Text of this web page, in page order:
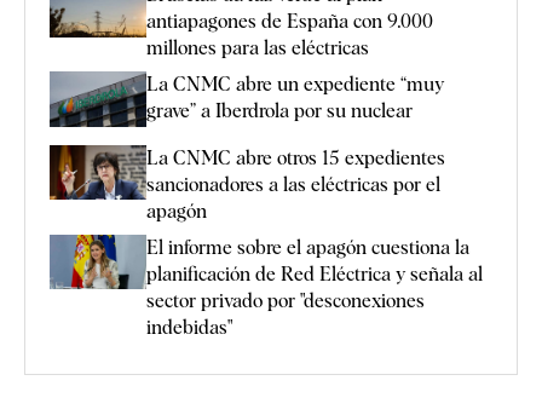
antiapagones de España con 9.000
millones para las eléctricas
La CNMC abre un expediente “muy
grave” a Iberdrola por su nuclear
La CNMC abre otros 15 expedientes
sancionadores a las eléctricas por el
apagón
El informe sobre el apagón cuestiona la
planificación de Red Eléctrica y señala al
sector privado por "desconexiones
indebidas"